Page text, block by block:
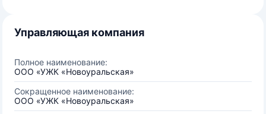
Управляющая компания
Полное наименование:
ООО «УЖК «Новоуральская»
Сокращенное наименование:
ООО «УЖК «Новоуральская»